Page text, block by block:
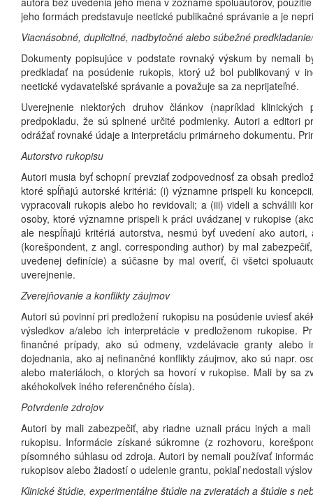
jeho formách predstavuje neetické publikačné správanie a je
Viacnásobné, duplicitné, nadbytočné alebo súbežné
Dokumenty popisujúce v podstate rovnaký výskum by nemali
predkladať na posúdenie rukopis, ktorý už bol publikovaný v
neetické vydavateľské správanie a považuje sa za neprijateľné.
Uverejnenie niektorých druhov článkov (napríklad
predpokladu, že sú splnené určité podmienky. Autori a editori
odrážať rovnaké údaje a interpretáciu primárneho dokumentu.
Autorstvo rukopisu
Autori musia byť schopní prevziať zodpovednosť za obsah
ktoré spĺňajú autorské kritériá: (i) významne prispeli ku
vypracovali rukopis alebo ho revidovali; a (iii) videli a schválili
osoby, ktoré významne prispeli k práci uvádzanej v rukopise
ale nespĺňajú kritériá autorstva, nesmú byť uvedení ako
(korešpondent, z angl. corresponding author) by mal
uvedenej definície) a súčasne by mal overiť, či všetci
uverejnenie.
Zverejňovanie a konflikty záujmov
Autori sú povinní pri predložení rukopisu na posúdenie uviesť
výsledkov a/alebo ich interpretácie v predloženom rukopise.
finančné prípady, ako sú odmeny, vzdelávacie granty
dojednania, ako aj nefinančné konflikty záujmov, ako sú napr.
alebo materiáloch, o ktorých sa hovorí v rukopise. Mali by sa
akéhokoľvek iného referenčného čísla).
Potvrdenie zdrojov
Autori by mali zabezpečiť, aby riadne uznali prácu iných a
rukopisu. Informácie získané súkromne (z rozhovoru,
písomného súhlasu od zdroja. Autori by nemali používať
rukopisov alebo žiadostí o udelenie grantu, pokiaľ nedostali
Klinické štúdie, experimentálne štúdie na zvieratách a štúdie s